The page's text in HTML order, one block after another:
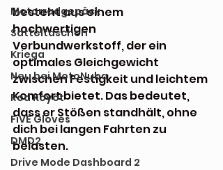
Motorradgepäck
Satteltaschen
Kriega
Neu bei MotoNuba
Red Koyot
FiVE Gloves
DMD2
Drive Mode Dashboard 2
besteht aus einem
hochwertigen
Verbundwerkstoff, der ein
optimales Gleichgewicht
zwischen Festigkeit und leichtem
Komfort bietet. Das bedeutet,
dass er Stößen standhält, ohne
dich bei langen Fahrten zu
belasten.